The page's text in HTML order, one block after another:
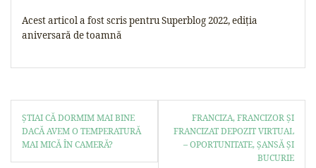
Acest articol a fost scris pentru Superblog 2022, ediția
aniversară de toamnă
ȘTIAI CĂ DORMIM MAI BINE
DACĂ AVEM O TEMPERATURĂ
MAI MICĂ ÎN CAMERĂ?
FRANCIZA, FRANCIZOR ȘI
FRANCIZAT DEPOZIT VIRTUAL
– OPORTUNITATE, ȘANSĂ ȘI
BUCURIE